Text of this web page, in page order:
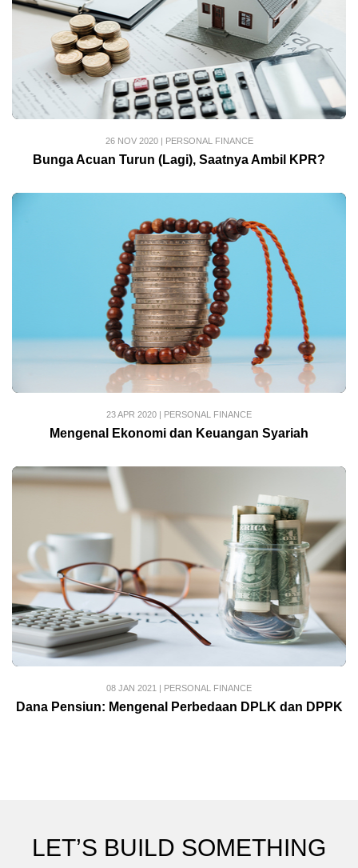
26 NOV 2020| PERSONAL FINANCE
Bunga Acuan Turun (Lagi), Saatnya Ambil KPR?
23 APR 2020 | PERSONAL FINANCE
Mengenal Ekonomi dan Keuangan Syariah
08 JAN 2021 | PERSONAL FINANCE
Dana Pensiun: Mengenal Perbedaan DPLK dan DPPK
LET’S BUILD SOMETHING